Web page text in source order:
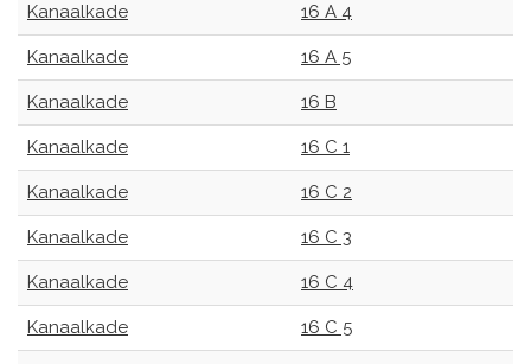
Kanaalkade 16 A 4
Kanaalkade 16 A 5
Kanaalkade 16 B
Kanaalkade 16 C 1
Kanaalkade 16 C 2
Kanaalkade 16 C 3
Kanaalkade 16 C 4
Kanaalkade 16 C 5